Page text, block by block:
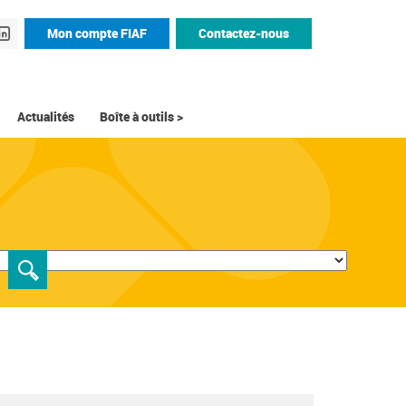
Mon compte FIAF Contactez-nous
Actualités Boîte à outils >